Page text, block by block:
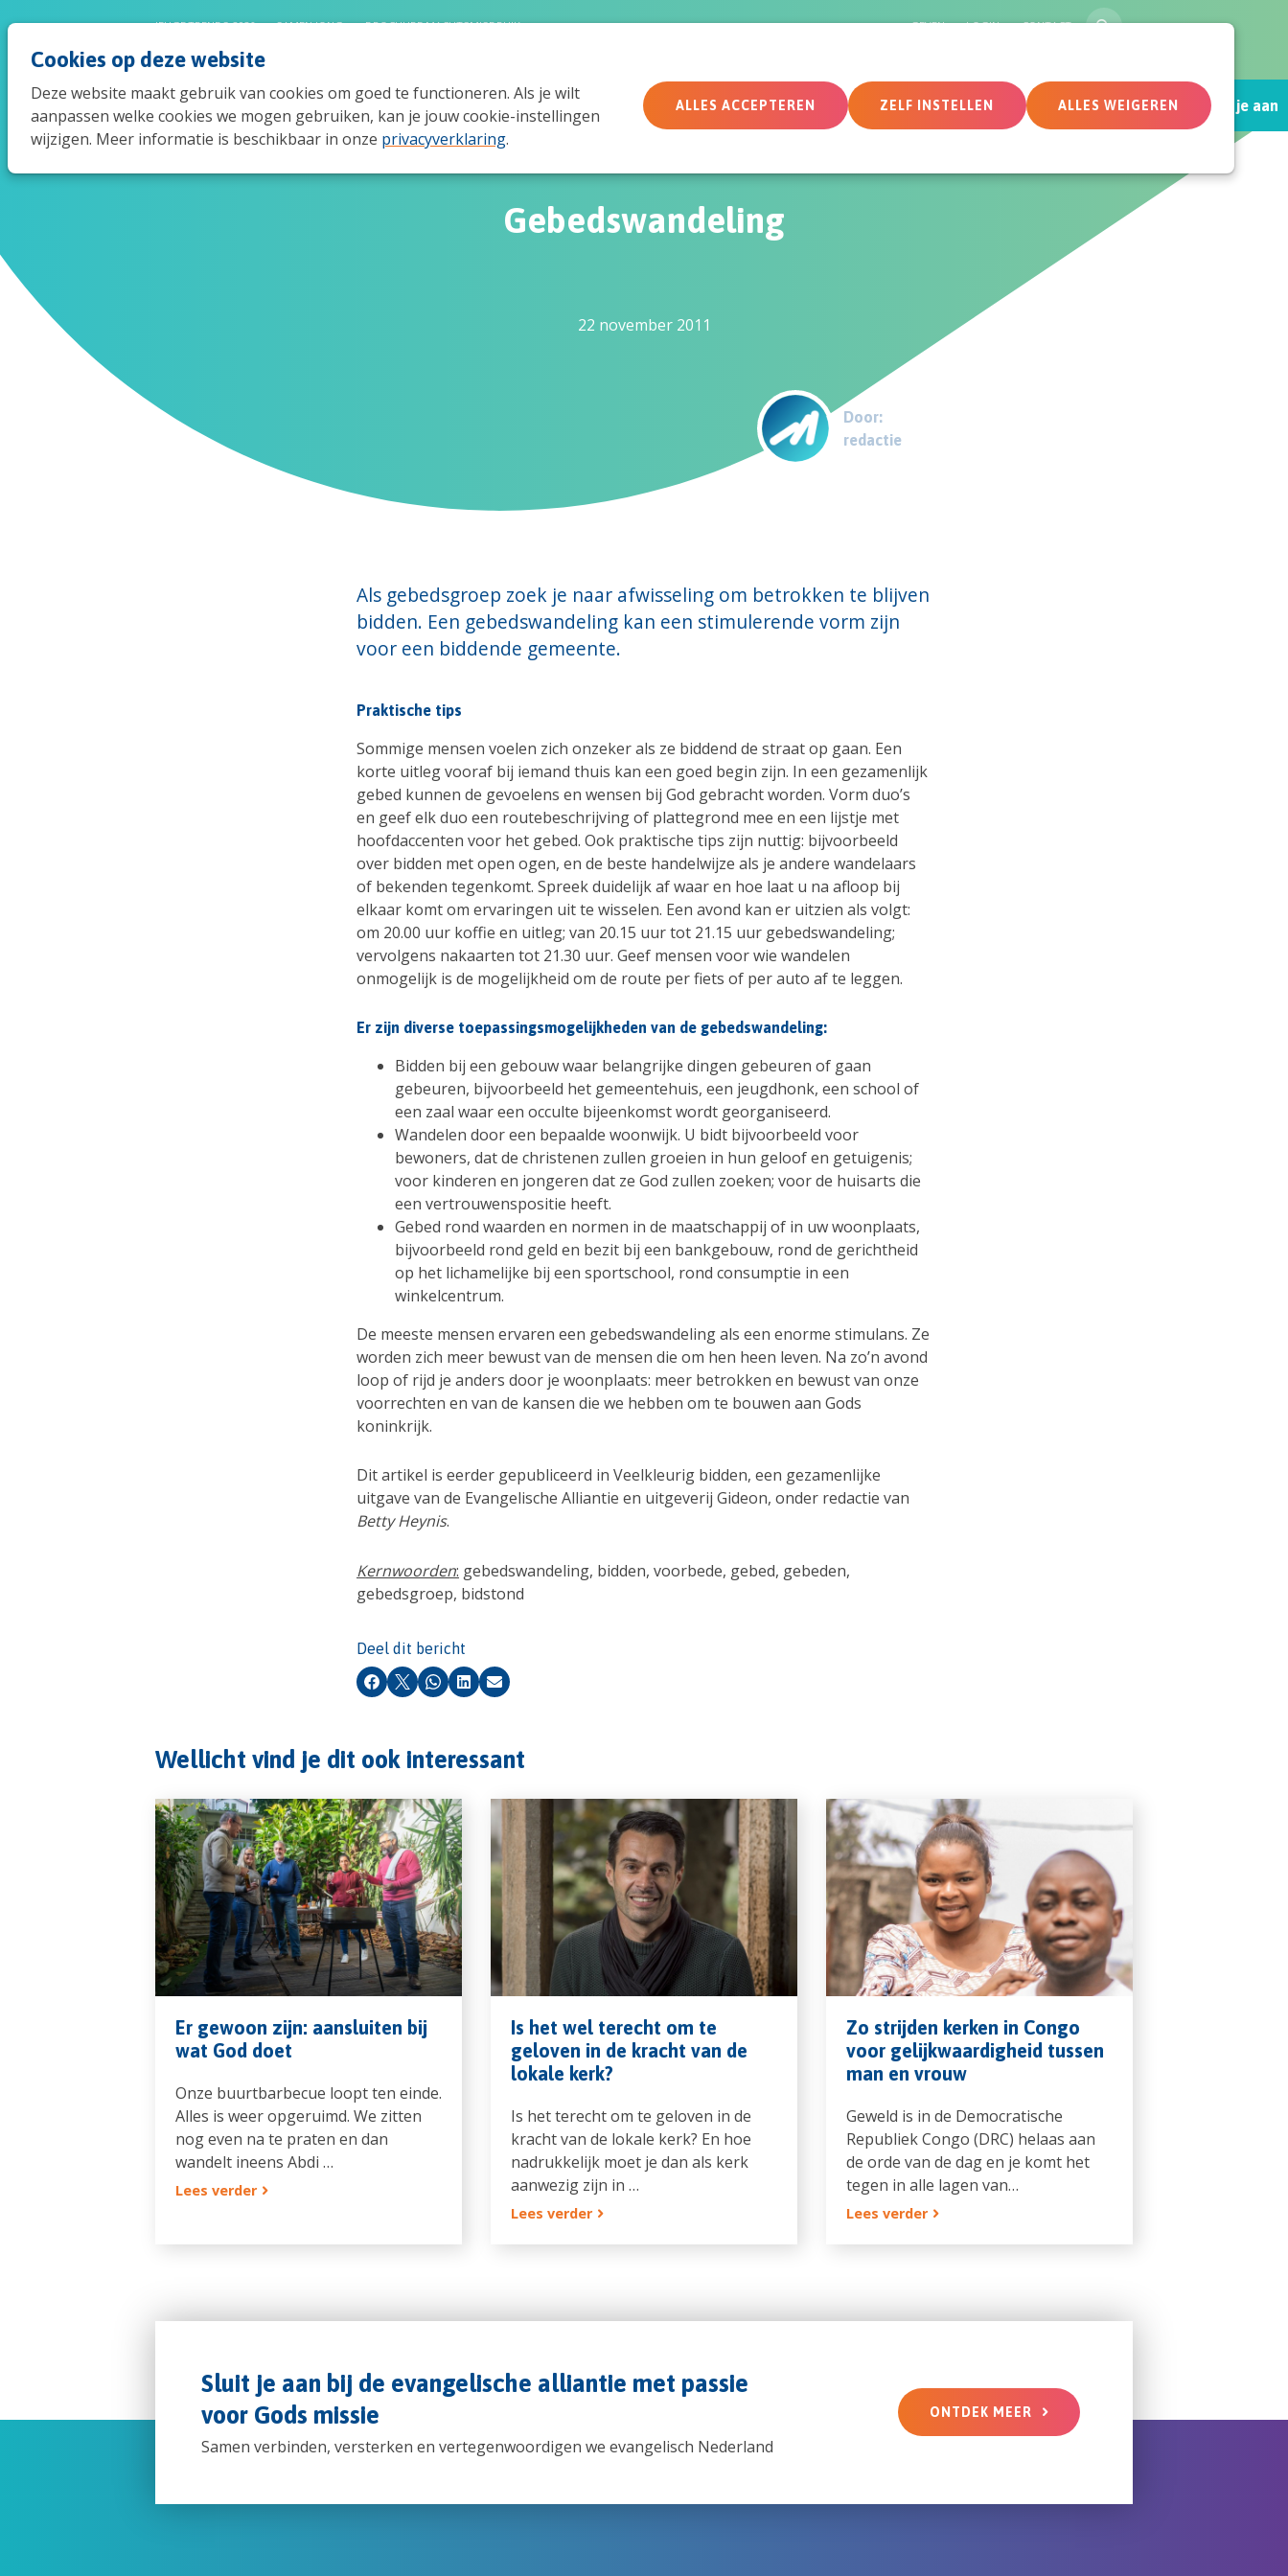
Cookies op deze website
Deze website maakt gebruik van cookies om goed te functioneren. Als je wilt
aanpassen welke cookies we mogen gebruiken, kan je jouw cookie-instellingen
wijzigen. Meer informatie is beschikbaar in onze privacyverklaring.
ALLES ACCEPTEREN ZELF INSTELLEN ALLES WEIGEREN
Wie wij zijn Wat we doen Doe mee Actueel Deelnemersomgeving Sluit je aan
JEUGDTRENDS 2026 SAMEN JONG BROCHURE MACHTSMISBRUIK GEVEN LOGIN CONTACT ZOEK
Gebedswandeling
22 november 2011
Door:
redactie
Als gebedsgroep zoek je naar afwisseling om betrokken te blijven
bidden. Een gebedswandeling kan een stimulerende vorm zijn
voor een biddende gemeente.
Praktische tips
Sommige mensen voelen zich onzeker als ze biddend de straat op gaan. Een
korte uitleg vooraf bij iemand thuis kan een goed begin zijn. In een gezamenlijk
gebed kunnen de gevoelens en wensen bij God gebracht worden. Vorm duo’s
en geef elk duo een routebeschrijving of plattegrond mee en een lijstje met
hoofdaccenten voor het gebed. Ook praktische tips zijn nuttig: bijvoorbeeld
over bidden met open ogen, en de beste handelwijze als je andere wandelaars
of bekenden tegenkomt. Spreek duidelijk af waar en hoe laat u na afloop bij
elkaar komt om ervaringen uit te wisselen. Een avond kan er uitzien als volgt:
om 20.00 uur koffie en uitleg; van 20.15 uur tot 21.15 uur gebedswandeling;
vervolgens nakaarten tot 21.30 uur. Geef mensen voor wie wandelen
onmogelijk is de mogelijkheid om de route per fiets of per auto af te leggen.
Er zijn diverse toepassingsmogelijkheden van de gebedswandeling:
Bidden bij een gebouw waar belangrijke dingen gebeuren of gaan
gebeuren, bijvoorbeeld het gemeentehuis, een jeugdhonk, een school of
een zaal waar een occulte bijeenkomst wordt georganiseerd.
Wandelen door een bepaalde woonwijk. U bidt bijvoorbeeld voor
bewoners, dat de christenen zullen groeien in hun geloof en getuigenis;
voor kinderen en jongeren dat ze God zullen zoeken; voor de huisarts die
een vertrouwenspositie heeft.
Gebed rond waarden en normen in de maatschappij of in uw woonplaats,
bijvoorbeeld rond geld en bezit bij een bankgebouw, rond de gerichtheid
op het lichamelijke bij een sportschool, rond consumptie in een
winkelcentrum.
De meeste mensen ervaren een gebedswandeling als een enorme stimulans. Ze
worden zich meer bewust van de mensen die om hen heen leven. Na zo’n avond
loop of rijd je anders door je woonplaats: meer betrokken en bewust van onze
voorrechten en van de kansen die we hebben om te bouwen aan Gods
koninkrijk.
Dit artikel is eerder gepubliceerd in Veelkleurig bidden, een gezamenlijke
uitgave van de Evangelische Alliantie en uitgeverij Gideon, onder redactie van
Betty Heynis.
Kernwoorden: gebedswandeling, bidden, voorbede, gebed, gebeden,
gebedsgroep, bidstond
Deel dit bericht
Facebook
X Whatsapp
LinkedInE-mail
Wellicht vind je dit ook interessant
Er gewoon zijn: aansluiten bij
wat God doet
Onze buurtbarbecue loopt ten einde.
Alles is weer opgeruimd. We zitten
nog even na te praten en dan
wandelt ineens Abdi …
Lees verder
Is het wel terecht om te
geloven in de kracht van de
lokale kerk?
Is het terecht om te geloven in de
kracht van de lokale kerk? En hoe
nadrukkelijk moet je dan als kerk
aanwezig zijn in …
Lees verder
Zo strijden kerken in Congo
voor gelijkwaardigheid tussen
man en vrouw
Geweld is in de Democratische
Republiek Congo (DRC) helaas aan
de orde van de dag en je komt het
tegen in alle lagen van…
Lees verder
Sluit je aan bij de evangelische alliantie met passie
voor Gods missie
Samen verbinden, versterken en vertegenwoordigen we evangelisch Nederland
ONTDEK MEER